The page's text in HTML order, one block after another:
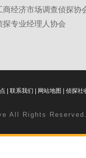
商经济市场调查侦探协
探专业经理人协会
联系我们 网站地图 侦探社
All Rights